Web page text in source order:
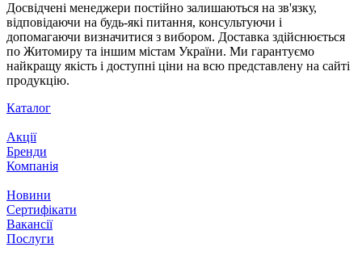
Досвідчені менеджери постійно залишаються на зв'язку,
відповідаючи на будь-які питання, консультуючи і
допомагаючи визначитися з вибором. Доставка здійснюється
по Житомиру та іншим містам України. Ми гарантуємо
найкращу якість і доступні ціни на всю представлену на сайті
продукцію.
Каталог
Акції
Бренди
Компанія
Новини
Сертифікати
Вакансії
Послуги